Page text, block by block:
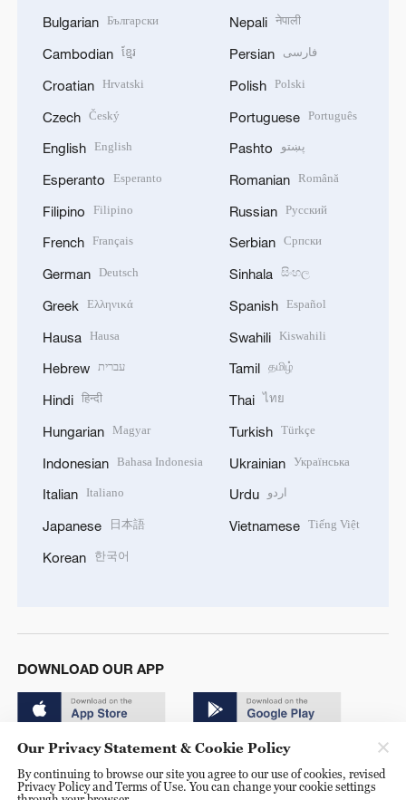
Bulgarian Български
Cambodian ខ្មែរ
Croatian Hrvatski
Czech Český
English English
Esperanto Esperanto
Filipino Filipino
French Français
German Deutsch
Greek Ελληνικά
Hausa Hausa
Hebrew עברית
Hindi हिन्दी
Hungarian Magyar
Indonesian Bahasa Indonesia
Italian Italiano
Japanese 日本語
Korean 한국어
Nepali नेपाली
Persian فارسی
Polish Polski
Portuguese Português
Pashto پښتو
Romanian Română
Russian Русский
Serbian Српски
Sinhala සිංහල
Spanish Español
Swahili Kiswahili
Tamil தமிழ்
Thai ไทย
Turkish Türkçe
Ukrainian Українська
Urdu اردو
Vietnamese Tiếng Việt
DOWNLOAD OUR APP
Our Privacy Statement & Cookie Policy
By continuing to browse our site you agree to our use of cookies, revised
Privacy Policy and Terms of Use. You can change your cookie settings